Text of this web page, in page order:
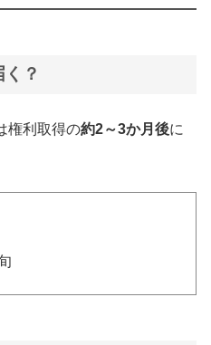
？
権利取得の約2～3か月後に